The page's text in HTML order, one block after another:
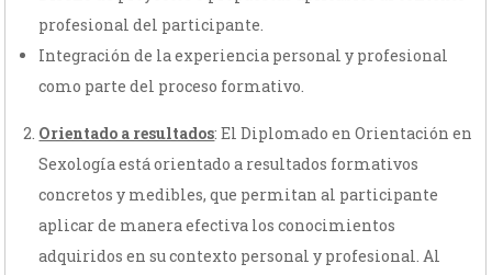
profesional del participante.
Integración de la experiencia personal y profesional
como parte del proceso formativo.
Orientado a resultados: El Diplomado en Orientación en
Sexología está orientado a resultados formativos
concretos y medibles, que permitan al participante
aplicar de manera efectiva los conocimientos
adquiridos en su contexto personal y profesional. Al